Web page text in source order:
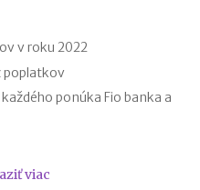
v roku 2022
poplatkov
ponúka Fio banka a
viac